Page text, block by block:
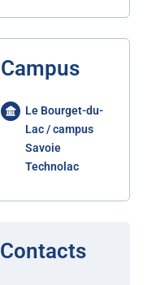
Campus
Le Bourget-du-
Lac / campus
Savoie
Technolac
Contacts